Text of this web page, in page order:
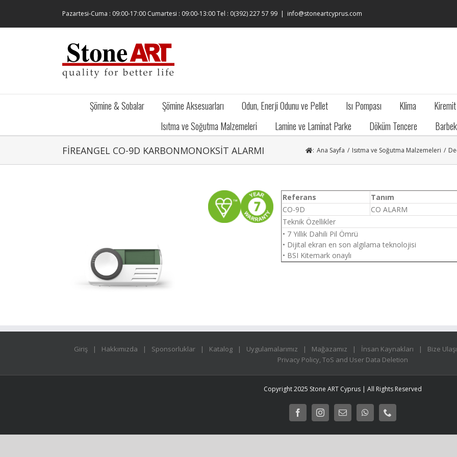
content
Pazartesi-Cuma : 09:00-17:00 Cumartesi : 09:00-13:00 Tel : 0(392) 227 57 99 | info@stoneartcyprus.com
Şömine & Sobalar Şömine Aksesuarları Odun, Enerji Odunu ve Pellet Isı Pompası Klima
Isıtma ve Soğutma Malzemeleri
Lamine ve Laminat Parke Döküm Tencere
FİREANGEL CO-9D KARBONMONOKSİT ALARMI : Ana Sayfa / Isıtma ve Soğutma Malzemeleri /
Referans Tanım
CO-9D
CO ALARM
Teknik Özellikler
• 7 Yıllık Dahili Pil Ömrü
• Dijital ekran en son algılama teknolojisi
• BSI Kitemark onaylı
Giriş Hakkımızda Sponsorluklar Katalog Uygulamalarımız Mağazamız İnsan Kaynakları Bize
Privacy Policy, ToS and User Data Deletion
Copyright 2025 Stone ART Cyprus | All Rights Reserved
FacebookInstagram
E-
posta
WhatsApp